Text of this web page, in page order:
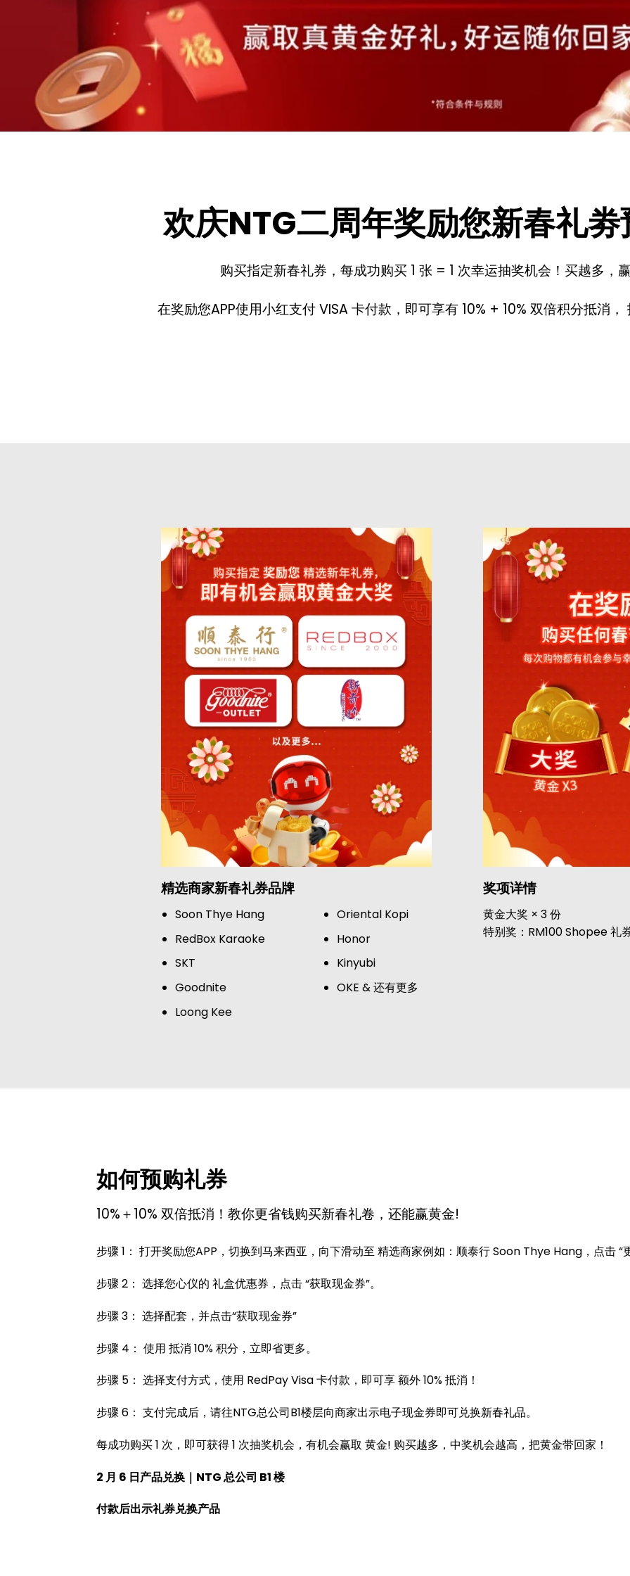
欢庆NTG二周年奖励您新春礼
购买指定新春礼券，每成功购买 1 张 = 1 次幸运抽奖机会！买越多，
在奖励您APP使用小红支付 VISA 卡付款，即可享有 10% + 10% 双倍积分抵消，
精选商家新春礼券品牌
Soon Thye Hang
RedBox Karaoke
SKT
Goodnite
Loong Kee
Oriental Kopi
Honor
Kinyubi
OKE & 还有更多
奖项详情
黄金大奖 × 3 份
特别奖：RM100 Shopee 礼
如何预购礼券
10%＋10% 双倍抵消！教你更省钱购买新春礼卷，还能赢黄金!
步骤 1： 打开奖励您APP，切换到马来西亚，向下滑动至 精选商家例如：顺泰行 Soon Thye Hang，点击 “更
步骤 2： 选择您心仪的 礼盒优惠券，点击 “获取现金券”。
步骤 3： 选择配套，并点击“获取现金券”
步骤 4： 使用 抵消 10% 积分，立即省更多。
步骤 5： 选择支付方式，使用 RedPay Visa 卡付款，即可享 额外 10% 抵消！
步骤 6： 支付完成后，请往NTG总公司B1楼层向商家出示电子现金券即可兑换新春礼品。
每成功购买 1 次，即可获得 1 次抽奖机会，有机会赢取 黄金! 购买越多，中奖机会越高，把黄金带回家！
2 月 6 日产品兑换｜NTG 总公司 B1 楼
付款后出示礼券兑换产品